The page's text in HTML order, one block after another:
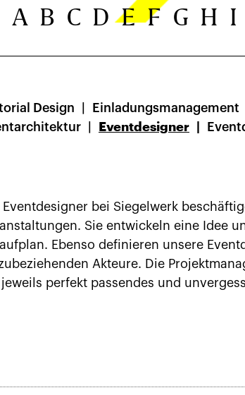
A B C D E F G H I
Design Einladungsmanagement
Eventdesigner
Eventdesigner bei Siegelwerk
Sie entwickeln eine Idee
Ebenso definieren unsere
Akteure. Die
perfekt passendes und